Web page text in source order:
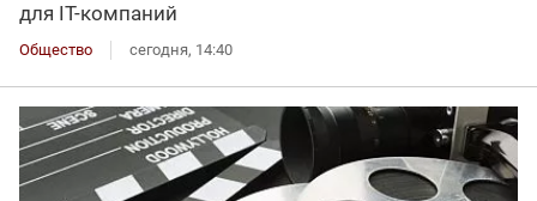
для IT-компаний
Общество сегодня, 14:40